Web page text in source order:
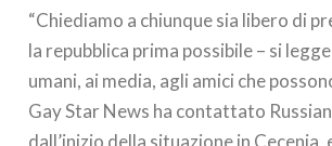
“Chiediamo a chiunque sia libero di
la repubblica prima possibile – si
umani, ai media, agli amici che
Gay Star News ha contattato
dall’inizio della situazione in